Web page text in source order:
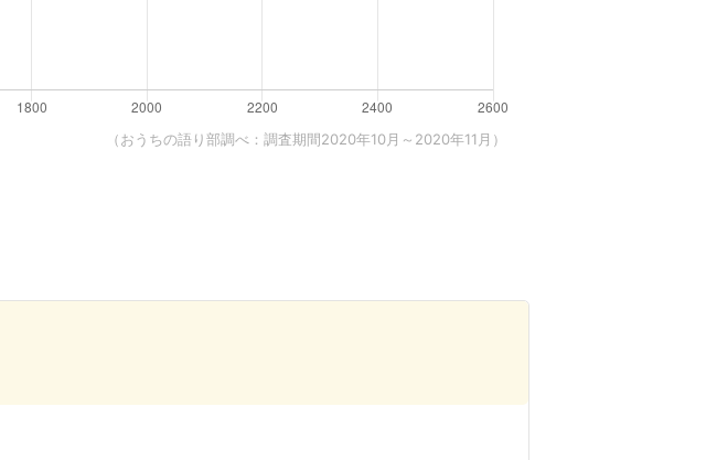
（おうちの語り部調べ：調査期間2020年10月～2020年11月）